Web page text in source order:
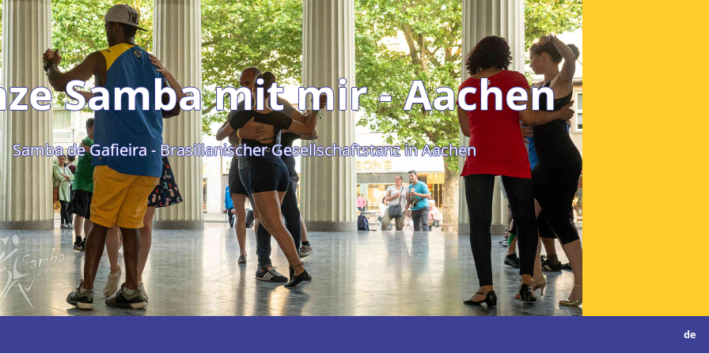
Samba mit mir - Aachen
Samba de Gafieira - Brasilianischer Gesellschaftstanz in Aachen
de